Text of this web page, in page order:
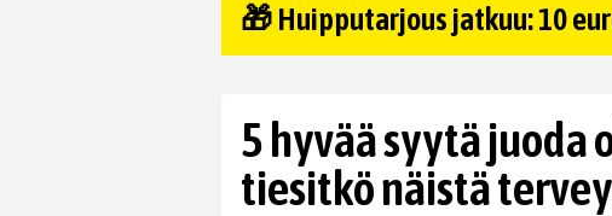
🎁 Huipputarjous jatkuu: 10
5 hyvää syytä juoda
tiesitkö näistä